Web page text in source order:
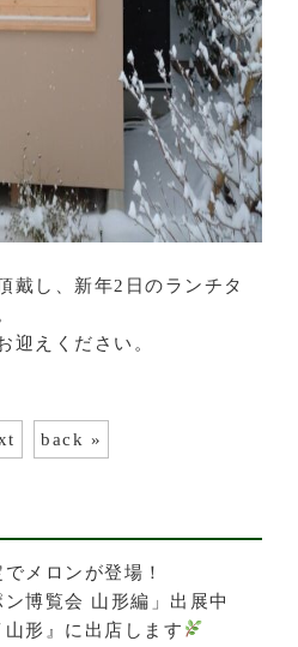
戴し、新年2日のランチタ
迎えください。
back »
メロンが登場！
ン博覧会 山形編」出展中
形』に出店します